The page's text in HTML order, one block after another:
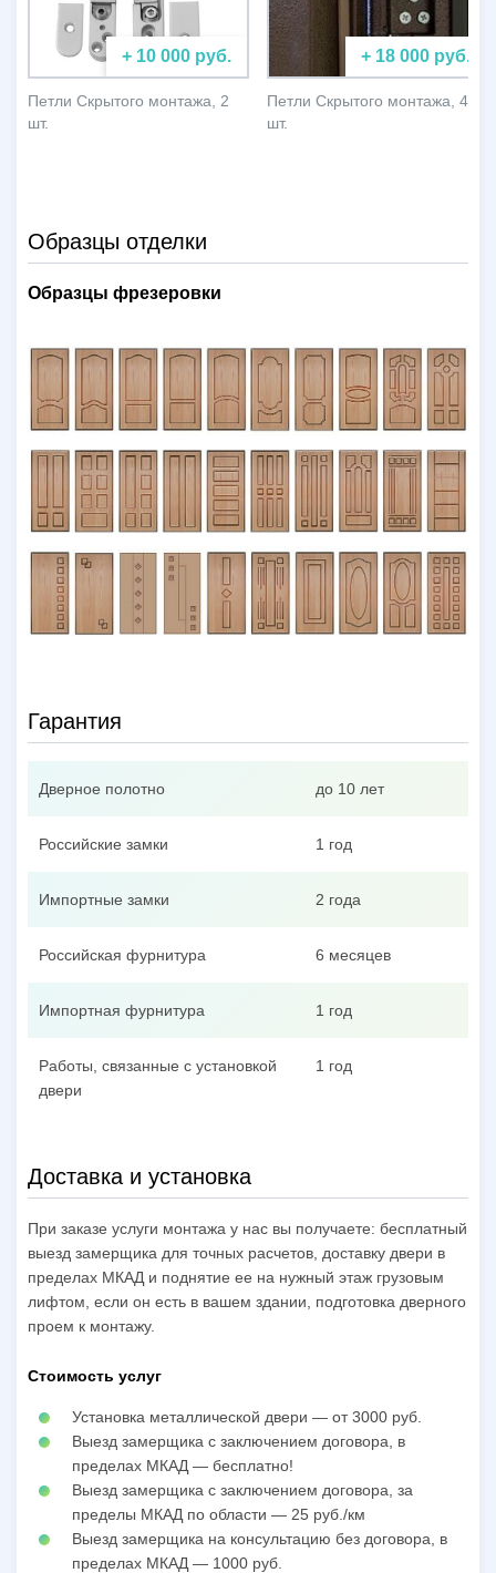
+ 10 000 руб.
Петли Скрытого монтажа, 2
шт.
+ 18 000 руб.
Петли Скрытого монтажа, 4
шт.
Образцы отделки
Образцы фрезеровки
Гарантия
Дверное полотно до 10 лет
Российские замки 1 год
Импортные замки 2 года
Российская фурнитура 6 месяцев
Импортная фурнитура 1 год
Работы, связанные с установкой
двери
1 год
Доставка и установка
При заказе услуги монтажа у нас вы получаете: бесплатный
выезд замерщика для точных расчетов, доставку двери в
пределах МКАД и поднятие ее на нужный этаж грузовым
лифтом, если он есть в вашем здании, подготовка дверного
проем к монтажу.
Стоимость услуг
Установка металлической двери — от 3000 руб.
Выезд замерщика с заключением договора, в
пределах МКАД — бесплатно!
Выезд замерщика с заключением договора, за
пределы МКАД по области — 25 руб./км
Выезд замерщика на консультацию без договора, в
пределах МКАД — 1000 руб.